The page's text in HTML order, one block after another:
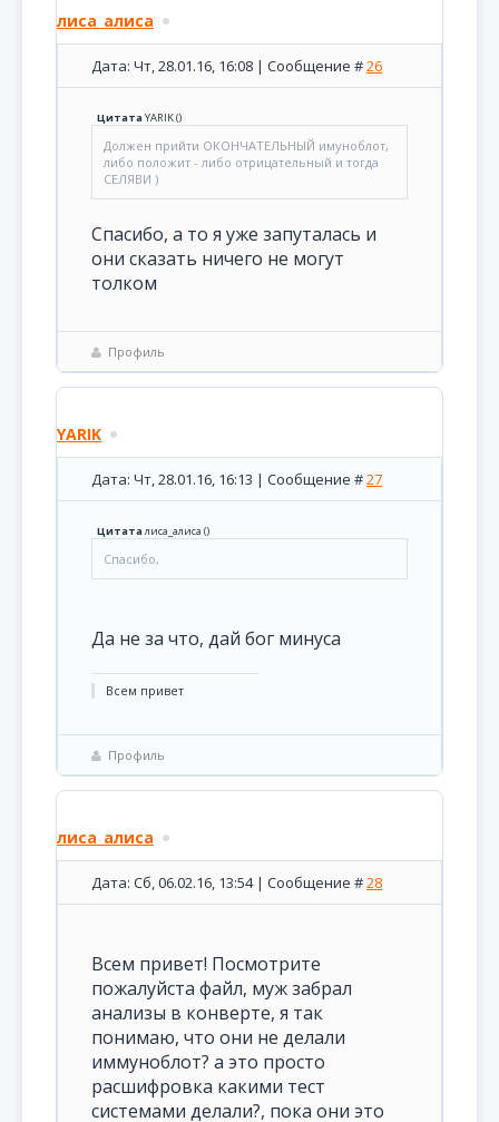
лиса_алиса
Дата: Чт, 28.01.16, 16:08 | Сообщение #26
ЦитатаYARIK()
Должен прийти ОКОНЧАТЕЛЬНЫЙ имуноблот,
либо положит - либо отрицательный и тогда
СЕЛЯВИ )
Спасибо, а то я уже запуталась и
они сказать ничего не могут
толком
Профиль
YARIK
Дата: Чт, 28.01.16, 16:13 | Сообщение #27
Цитаталиса_алиса ()
Спасибо,
Да не за что, дай бог минуса
Всем привет
Профиль
лиса_алиса
Дата: Сб, 06.02.16, 13:54 | Сообщение #28
Всем привет! Посмотрите
пожалуйста файл, муж забрал
анализы в конверте, я так
понимаю, что они не делали
иммуноблот? а это просто
расшифровка какими тест
системами делали?, пока они это